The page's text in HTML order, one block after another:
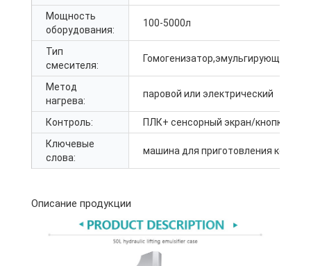
Мощность
оборудования:
100-5000л
Тип
смесителя:
Метод
нагрева:
паровой или электрический
Контроль:
ПЛК+ сенсорный экран/кнопка
Ключевые
слова:
машина для приготовления кетчупа
Описание продукции